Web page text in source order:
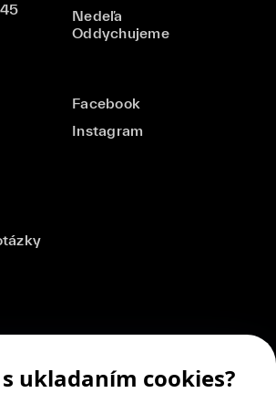
Nedeľa
Oddychujeme
Facebook
Instagram
ukladaním cookies?